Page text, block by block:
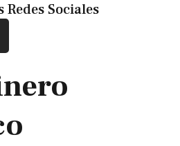
Redes Sociales